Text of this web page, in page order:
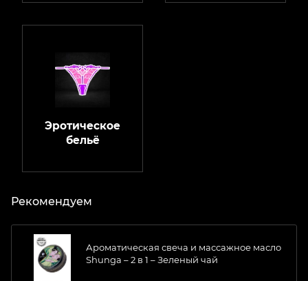
Эротическое
бельё
Рекомендуем
Ароматическая свеча и массажное масло
Shunga – 2 в 1 – Зеленый чай